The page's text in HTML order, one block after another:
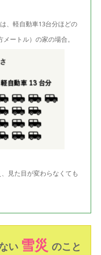
、軽自動車13台分ほどの
ートル）の家の場合。
見た目が変わらなくても
い 雪災 のこと